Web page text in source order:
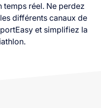
temps réel. Ne perdez
différents canaux de
et simplifiez la